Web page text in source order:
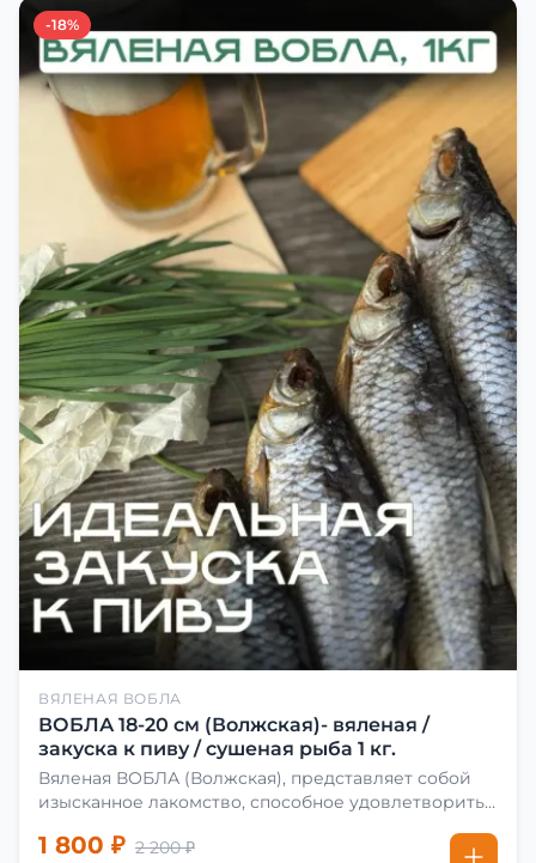
-18%
ВЯЛЕНАЯ ВОБЛА
ВОБЛА 18-20 см (Волжская)- вяленая /
закуска к пиву / сушеная рыба 1 кг.
Вяленая ВОБЛА (Волжская), представляет собой
изысканное лакомство, способное удовлетворить
сделать вяленую воблу, её сначала хорошо солят.
1 800 ₽ 2 200 ₽